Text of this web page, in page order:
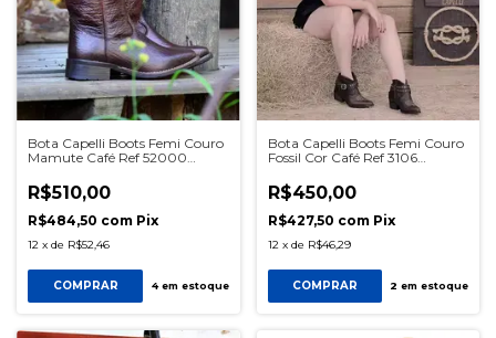
Bota Capelli Boots Femi Couro
Mamute Café Ref 52000
R$510,00
R$484,50 com Pix
12 x de R$52,46
COMPRAR 4em estoque
Bota Capelli Boots Femi Couro
Fossil Cor Café Ref 3106
R$450,00
R$427,50 com Pix
12 x de R$46,29
COMPRAR 2 em estoque